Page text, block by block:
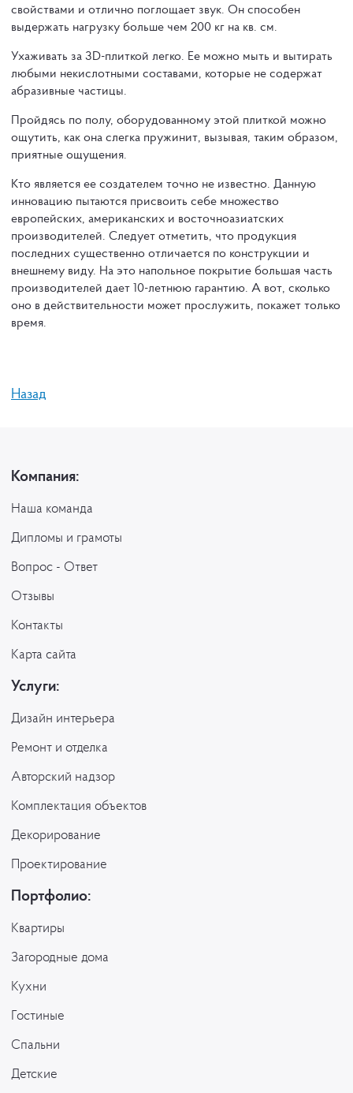
свойствами и отлично поглощает звук. Он способен
выдержать нагрузку больше чем 200 кг на кв. см.
Ухаживать за 3D-плиткой легко. Ее можно мыть и вытирать
любыми некислотными составами, которые не содержат
абразивные частицы.
Пройдясь по полу, оборудованному этой плиткой можно
ощутить, как она слегка пружинит, вызывая, таким образом,
приятные ощущения.
Кто является ее создателем точно не известно. Данную
инновацию пытаются присвоить себе множество
европейских, американских и восточноазиатских
производителей. Следует отметить, что продукция
последних существенно отличается по конструкции и
внешнему виду. На это напольное покрытие большая часть
производителей дает 10-летнюю гарантию. А вот, сколько
оно в действительности может прослужить, покажет только
время.
Назад
Компания:
Наша команда
Дипломы и грамоты
Вопрос - Ответ
Отзывы
Контакты
Карта сайта
Услуги:
Дизайн интерьера
Ремонт и отделка
Авторский надзор
Комплектация объектов
Декорирование
Проектирование
Портфолио:
Квартиры
Загородные дома
Кухни
Гостиные
Спальни
Детские